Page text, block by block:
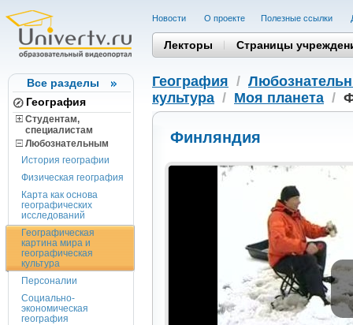
Все разделы
География
Студентам,
cпециалистам
Любознательным
История географии
Физическая география
Карта как основа
географических
исследований
Географическая
картина мира и
географическая
культура
Персоналии
Социально-
экономическая
география
Новости О проекте Полезные cсылки
Лекторы Страницы
География /
культура / Моя планета /
Финляндия